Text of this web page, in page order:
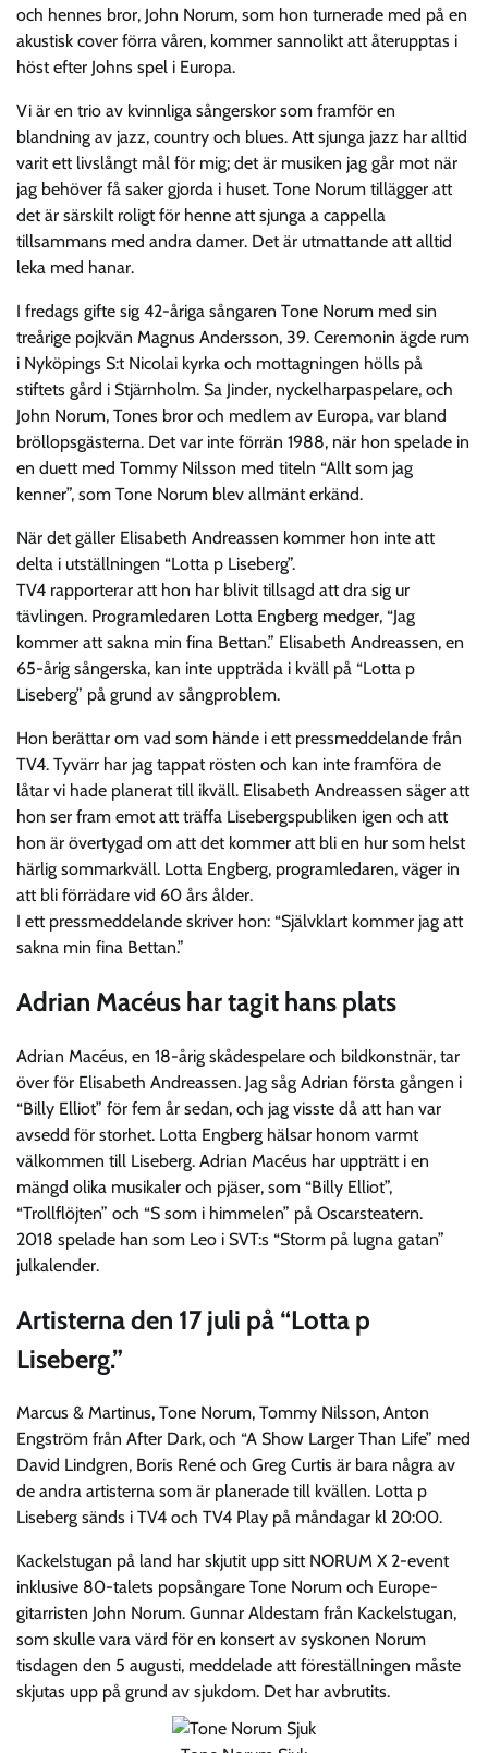
och hennes bror, John Norum, som hon turnerade med på en
akustisk cover förra våren, kommer sannolikt att återupptas i
höst efter Johns spel i Europa.
Vi är en trio av kvinnliga sångerskor som framför en
blandning av jazz, country och blues. Att sjunga jazz har alltid
varit ett livslångt mål för mig; det är musiken jag går mot när
jag behöver få saker gjorda i huset. Tone Norum tillägger att
det är särskilt roligt för henne att sjunga a cappella
tillsammans med andra damer. Det är utmattande att alltid
leka med hanar.
I fredags gifte sig 42-åriga sångaren Tone Norum med sin
treårige pojkvän Magnus Andersson, 39. Ceremonin ägde rum
i Nyköpings S:t Nicolai kyrka och mottagningen hölls på
stiftets gård i Stjärnholm. Sa Jinder, nyckelharpaspelare, och
John Norum, Tones bror och medlem av Europa, var bland
bröllopsgästerna. Det var inte förrän 1988, när hon spelade in
en duett med Tommy Nilsson med titeln “Allt som jag
kenner”, som Tone Norum blev allmänt erkänd.
När det gäller Elisabeth Andreassen kommer hon inte att
delta i utställningen “Lotta p Liseberg”.
TV4 rapporterar att hon har blivit tillsagd att dra sig ur
tävlingen. Programledaren Lotta Engberg medger, “Jag
kommer att sakna min fina Bettan.” Elisabeth Andreassen, en
65-årig sångerska, kan inte uppträda i kväll på “Lotta p
Liseberg” på grund av sångproblem.
Hon berättar om vad som hände i ett pressmeddelande från
TV4. Tyvärr har jag tappat rösten och kan inte framföra de
låtar vi hade planerat till ikväll. Elisabeth Andreassen säger att
hon ser fram emot att träffa Lisebergspubliken igen och att
hon är övertygad om att det kommer att bli en hur som helst
härlig sommarkväll. Lotta Engberg, programledaren, väger in
att bli förrädare vid 60 års ålder.
I ett pressmeddelande skriver hon: “Självklart kommer jag att
sakna min fina Bettan.”
Adrian Macéus har tagit hans plats
Adrian Macéus, en 18-årig skådespelare och bildkonstnär, tar
över för Elisabeth Andreassen. Jag såg Adrian första gången i
“Billy Elliot” för fem år sedan, och jag visste då att han var
avsedd för storhet. Lotta Engberg hälsar honom varmt
välkommen till Liseberg. Adrian Macéus har uppträtt i en
mängd olika musikaler och pjäser, som “Billy Elliot”,
“Trollflöjten” och “S som i himmelen” på Oscarsteatern.
2018 spelade han som Leo i SVT:s “Storm på lugna gatan”
julkalender.
Artisterna den 17 juli på “Lotta p
Liseberg.”
Marcus & Martinus, Tone Norum, Tommy Nilsson, Anton
Engström från After Dark, och “A Show Larger Than Life” med
David Lindgren, Boris René och Greg Curtis är bara några av
de andra artisterna som är planerade till kvällen. Lotta p
Liseberg sänds i TV4 och TV4 Play på måndagar kl 20:00.
Kackelstugan på land har skjutit upp sitt NORUM X 2-event
inklusive 80-talets popsångare Tone Norum och Europe-
gitarristen John Norum. Gunnar Aldestam från Kackelstugan,
som skulle vara värd för en konsert av syskonen Norum
tisdagen den 5 augusti, meddelade att föreställningen måste
skjutas upp på grund av sjukdom. Det har avbrutits.